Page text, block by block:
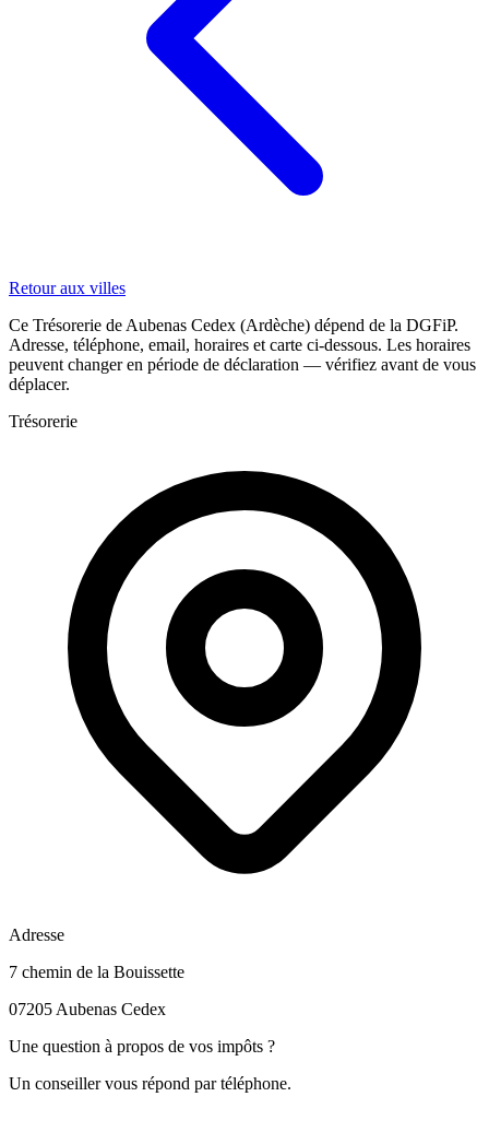
Retour aux villes
Ce Trésorerie de Aubenas Cedex (Ardèche) dépend de la DGFiP.
Adresse, téléphone, email, horaires et carte ci-dessous. Les horaires
peuvent changer en période de déclaration — vérifiez avant de vous
déplacer.
Trésorerie
Adresse
7 chemin de la Bouissette
07205 Aubenas Cedex
Une question à propos de vos impôts ?
Un conseiller vous répond par téléphone.